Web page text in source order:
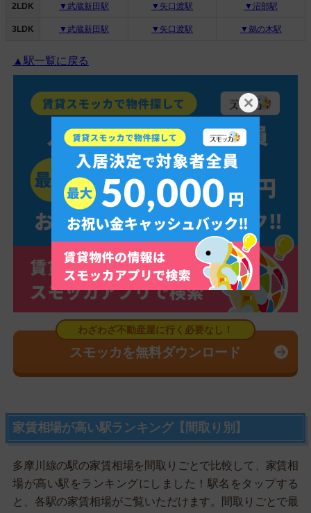
2LDK ▼武蔵新田駅 ▼矢口渡駅 ▼沼部駅
3LDK ▼武蔵新田駅 ▼矢口渡駅 ▼鵜の木駅
▲駅一覧に戻る
スモッカを無料ダウンロード
家賃相場が高い駅ランキング【間取り別】
多摩川線の駅の家賃相場を間取りごとで比較して、家賃相
場が高い駅をランキングにしました！駅名をタップする
と、各駅の家賃相場がご覧いただけます。間取りごとで最